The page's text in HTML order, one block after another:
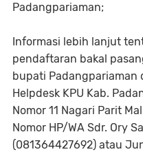
Padangpariaman;
Informasi lebih lanjut
pendaftaran bakal
bupati Padangpariaman
Helpdesk KPU Kab.
Nomor 11 Nagari Parit
Nomor HP/WA Sdr. Ory
(081364427692) atau